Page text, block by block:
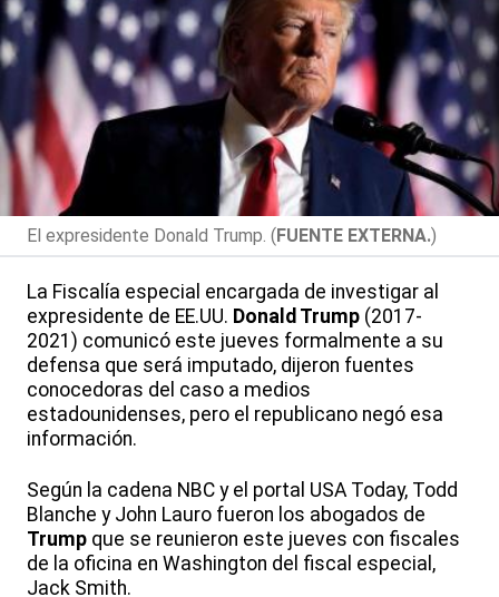
El expresidente Donald Trump. (FUENTE EXTERNA.)
La Fiscalía especial encargada de investigar al
expresidente de EE.UU. Donald Trump (2017-
2021) comunicó este jueves formalmente a su
defensa que será imputado, dijeron fuentes
conocedoras del caso a medios
estadounidenses, pero el republicano negó esa
información.
Según la cadena NBC y el portal USA Today, Todd
Blanche y John Lauro fueron los abogados de
Trump que se reunieron este jueves con fiscales
de la oficina en Washington del fiscal especial,
Jack Smith.